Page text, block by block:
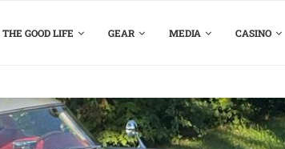
THE GOOD LIFE GEAR MEDIA CASINO